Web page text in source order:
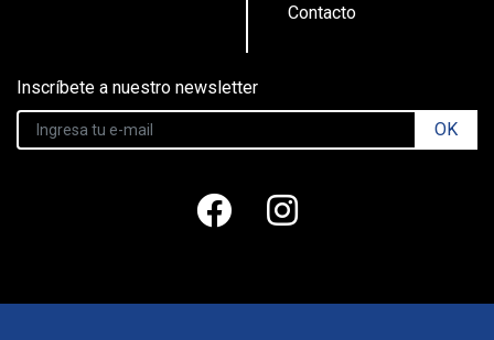
Contacto
Inscríbete a nuestro newsletter
OK